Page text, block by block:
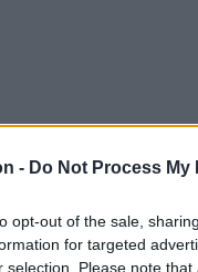
- Do Not Process
opt-out of the sale,
for targeted
selection. Please note